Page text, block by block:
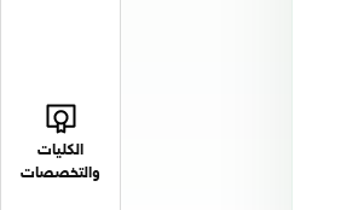
الكليات
والتخصصات